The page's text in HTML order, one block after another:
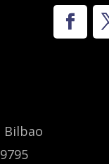
Bilbao